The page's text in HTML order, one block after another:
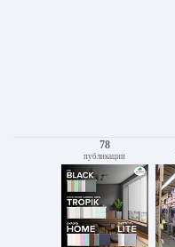
78
публикации